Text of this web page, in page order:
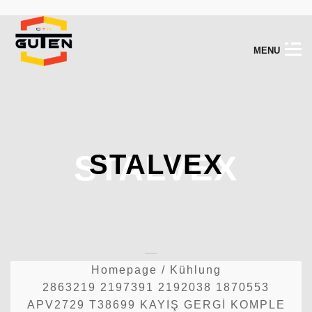
M ENU
STALVEX
STALVEX
Homepage / Kühlung
2863219 2197391 2192038 1870553
APV2729 T38699 KAYIŞ GERGİ KOMPLE